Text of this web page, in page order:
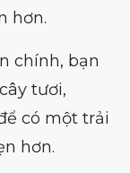
hơn.
chính, bạn
tươi,
có một trải
hơn.